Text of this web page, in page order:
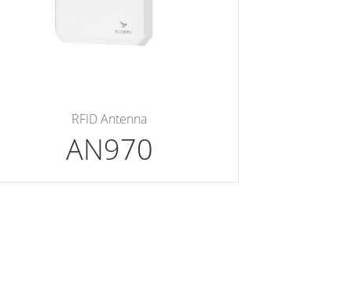
RFID Antenna
AN970